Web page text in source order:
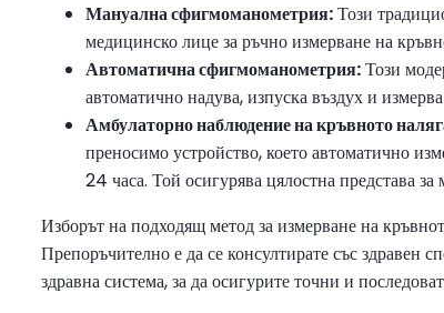
Мануална сфигмоманометрия:Този
медицинско лице за ръчно измерване на
Автоматична сфигмоманометрия:Този
автоматично надува, изпуска въздух и
Амбулаторно наблюдение на кръвното
преносимо устройство, което автоматично
24 часа. Той осигурява цялостна представа
Изборът на подходящ метод за измерване на
Препоръчително е да се консултирате със здравен
здравна система, за да осигурите точни и